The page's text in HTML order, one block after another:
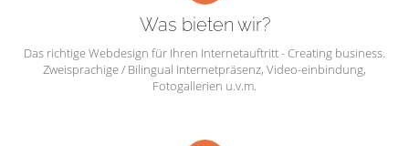
Was bieten wir?
Das richtige Webdesign für Ihren Internetauftritt - Creating business.
Zweisprachige / Bilingual Internetpräsenz, Video-einbindung,
Fotogallerien u.v.m.